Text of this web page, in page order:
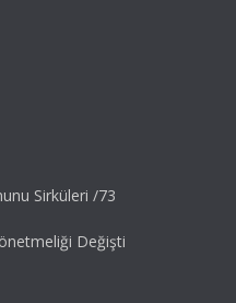
Sirküleri /73
Değişti